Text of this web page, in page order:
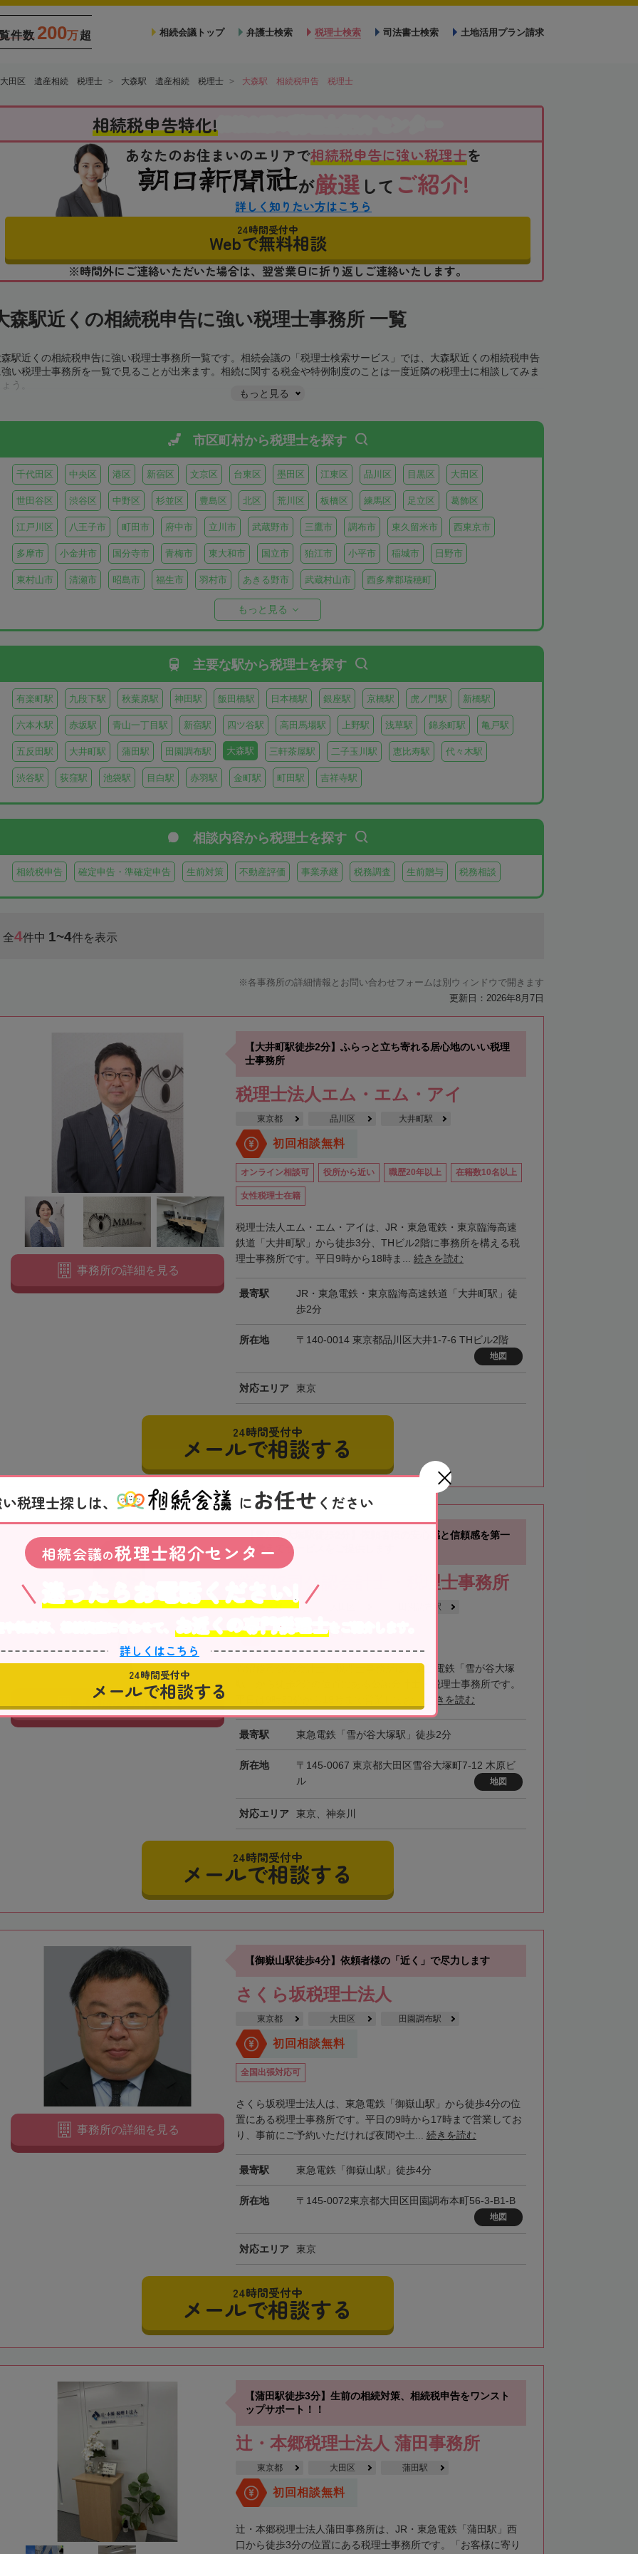
件数 200万超 相続会議トップ 弁護士検索 税理士検索 司法書士検索 土地活用プラン請求
大田区 遺産相続 税理士 大森駅 遺産相続 税理士 大森駅 相続税申告 税理士
相続税申告特化!
あなたのお住まいのエリアで相続税申告に強い税理士を
が厳選 して ご紹介!
詳しく知りたい方はこちら
24時間受付中
Webで無料相談
※時間外にご連絡いただいた場合は、翌営業日に折り返しご連絡いたします。
森駅近くの相続税申告に強い税理士事務所 一覧
駅近くの相続税申告に強い税理士事務所一覧です。相続会議の「税理士検索サービス」では、大森駅近くの相続税申告
い税理士事務所を一覧で見ることが出来ます。相続に関する税金や特例制度のことは一度近隣の税理士に相談してみま
う。
もっと見る
市区町村から税理士を探す
千代田区 中央区 港区 新宿区 文京区 台東区 墨田区 江東区 品川区 目黒区 大田区
世田谷区 渋谷区 中野区 杉並区 豊島区 北区 荒川区 板橋区 練馬区 足立区 葛飾区
江戸川区 八王子市 町田市 府中市 立川市 武蔵野市 三鷹市 調布市 東久留米市 西東京市
多摩市 小金井市 国分寺市 青梅市 東大和市 国立市 狛江市 小平市 稲城市 日野市
東村山市 清瀬市 昭島市 福生市 羽村市 あきる野市 武蔵村山市 西多摩郡瑞穂町
西多摩郡檜原村 伊豆大島
御蔵島 八丈島 青ヶ島 小笠原村
もっと見る
主要な駅から税理士を探す
有楽町駅 九段下駅 秋葉原駅 神田駅 飯田橋駅 日本橋駅 銀座駅 京橋駅 虎ノ門駅 新橋駅
六本木駅 赤坂駅 青山一丁目駅 新宿駅 四ツ谷駅 高田馬場駅 上野駅 浅草駅 錦糸町駅 亀戸駅
五反田駅 大井町駅 蒲田駅 田園調布駅 大森駅 三軒茶屋駅 二子玉川駅 恵比寿駅 代々木駅
渋谷駅 荻窪駅 池袋駅 目白駅 赤羽駅 金町駅 町田駅 吉祥寺駅
相談内容から税理士を探す
相続税申告 確定申告・準確定申告 生前対策 不動産評価 事業承継 税務調査 生前贈与 税務相談
全4件中 1~4件を表示
各事務所の詳細情報とお問い合わせフォームは別ウィンドウで開きます
更新日：2026年8月7日
【大井町駅徒歩2分】ふらっと立ち寄れる居心地のいい税理
士事務所
税理士法人エム・エム・アイ
東京都 品川区 大井町駅
初回相談無料
オンライン相談可 役所から近い 職歴20年以上 在籍数10名以上
女性税理士在籍
税理士法人エム・エム・アイは、JR・東急電鉄・東京臨海高速
鉄道「大井町駅」から徒歩3分、THビル2階に事務所を構える税
理士事務所です。平日9時から18時ま... 続きを読む
最寄駅
JR・東急電鉄・東京臨海高速鉄道「大井町駅」徒
歩2分
所在地 〒140-0014 東京都品川区大井1-7-6 THビル2階
地図
対応エリア 東京
事務所の詳細を見る
24時間受付中
メールで相談する
【雪が谷大塚駅徒歩2分】依頼者様の安心感と信頼感を第一
に考えてサービスをご提供します
菅沼修司公認会計士・税理士事務所
東京都 田園調布駅
初回相談無料
菅沼修司公認会計士・税理士事務所は、東急電鉄「雪が谷大塚
駅」から徒歩2分の位置にある公認会計士・税理士事務所です。
続きを読む
最寄駅 東急電鉄「雪が谷大塚駅」徒歩2分
所在地
〒145-0067 東京都大田区雪谷大塚町7-12 木原ビ
ル
地図
対応エリア 東京、神奈川
事務所の詳細を見る
24時間受付中
メールで相談する
【御嶽山駅徒歩4分】依頼者様の「近く」で尽力します
さくら坂税理士法人
東京都 大田区 田園調布駅
初回相談無料
全国出張対応可
さくら坂税理士法人は、東急電鉄「御嶽山駅」から徒歩4分の位
置にある税理士事務所です。平日の9時から17時まで営業してお
り、事前にご予約いただければ夜間や土... 続きを読む
最寄駅 東急電鉄「御嶽山駅」徒歩4分
所在地 〒145-0072東京都大田区田園調布本町56-3-B1-B
地図
対応エリア 東京
事務所の詳細を見る
24時間受付中
メールで相談する
【蒲田駅徒歩3分】生前の相続対策、相続税申告をワンスト
ップサポート！！
辻・本郷税理士法人 蒲田事務所
東京都 大田区 蒲田駅
初回相談無料
辻・本郷税理士法人蒲田事務所は、JR・東急電鉄「蒲田駅」西
口から徒歩3分の位置にある税理士事務所です。「お客様に寄り
税理士探しは、 にお任せ ください
相続会議の税理士紹介センター
迷ったらお電話ください!
お近くの専門税理士
詳しくはこちら
24時間受付中
メールで相談する